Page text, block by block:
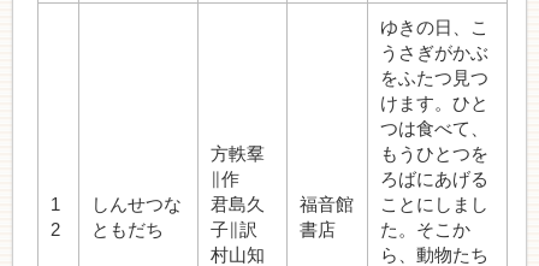
1
2
しんせつな
ともだち
方軼羣
∥作
君島久
子∥訳
村山知
福音館
書店
ゆきの日、こ
うさぎがかぶ
をふたつ見つ
けます。ひと
つは食べて、
もうひとつを
ろばにあげる
ことにしまし
た。そこか
ら、動物たち